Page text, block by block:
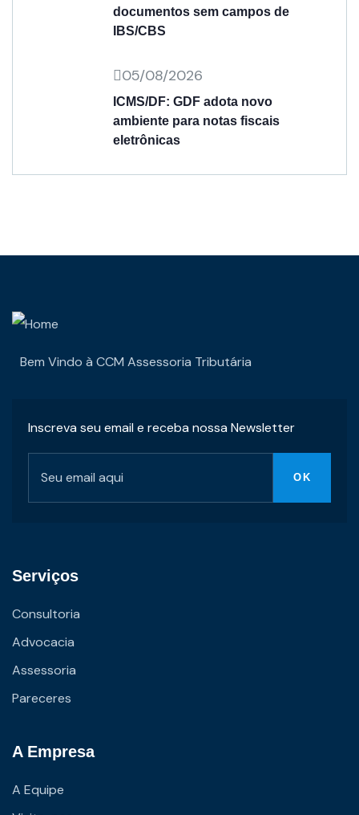
documentos sem campos de
IBS/CBS
05/08/2026
ICMS/DF: GDF adota novo
ambiente para notas fiscais
eletrônicas
Bem Vindo à CCM Assessoria Tributária
Inscreva seu email e receba nossa Newsletter
Serviços
Consultoria
Advocacia
Assessoria
Pareceres
A Empresa
A Equipe